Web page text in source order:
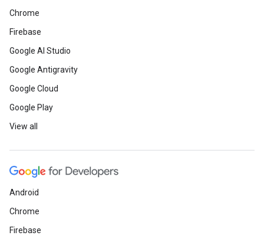
Chrome
Firebase
Google AI Studio
Google Antigravity
Google Cloud
Google Play
View all
Android
Chrome
Firebase